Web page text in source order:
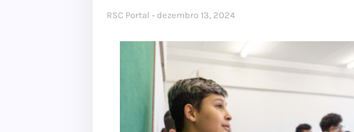
RSC Portal dezembro 13, 2024